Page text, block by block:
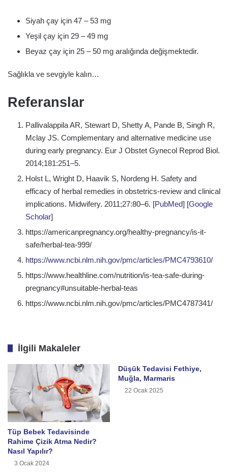
Siyah çay için 47 – 53 mg
Yeşil çay için 29 – 49 mg
Beyaz çay için 25 – 50 mg aralığında değişmektedir.
Sağlıkla ve sevgiyle kalın…
Referanslar
Pallivalappila AR, Stewart D, Shetty A, Pande B, Singh R,
Mclay JS. Complementary and alternative medicine use
during early pregnancy. Eur J Obstet Gynecol Reprod Biol.
2014;181:251–5.
Holst L, Wright D, Haavik S, Nordeng H. Safety and
efficacy of herbal remedies in obstetrics-review and clinical
implications. Midwifery. 2011;27:80–6. [PubMed] [Google
Scholar]
https://americanpregnancy.org/healthy-pregnancy/is-it-
safe/herbal-tea-999/
https://www.ncbi.nlm.nih.gov/pmc/articles/PMC4793610/
https://www.healthline.com/nutrition/is-tea-safe-during-
pregnancy#unsuitable-herbal-teas
https://www.ncbi.nlm.nih.gov/pmc/articles/PMC4787341/
İlgili Makaleler
Tüp Bebek Tedavisinde
Rahime Çizik Atma Nedir?
Nasıl Yapılır?
3 Ocak 2024
Düşük Tedavisi Fethiye,
Muğla, Marmaris
22 Ocak 2025